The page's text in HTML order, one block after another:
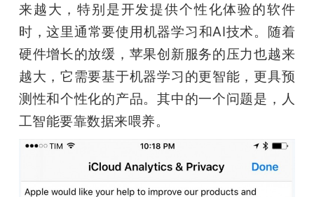
来越大，特别是开发提供个性化体验的软件
时，这里通常要使用机器学习和AI技术。随着
硬件增长的放缓，苹果创新服务的压力也越来
越大，它需要基于机器学习的更智能，更具预
测性和个性化的产品。其中的一个问题是，人
工智能要靠数据来喂养。